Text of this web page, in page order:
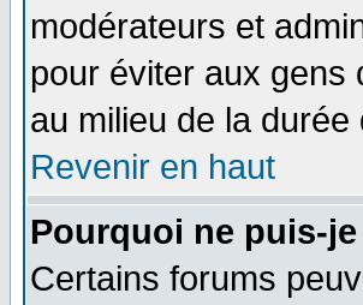
modérateurs et
pour éviter aux gens
au milieu de la durée
Revenir en haut
Pourquoi ne puis-
Certains forums